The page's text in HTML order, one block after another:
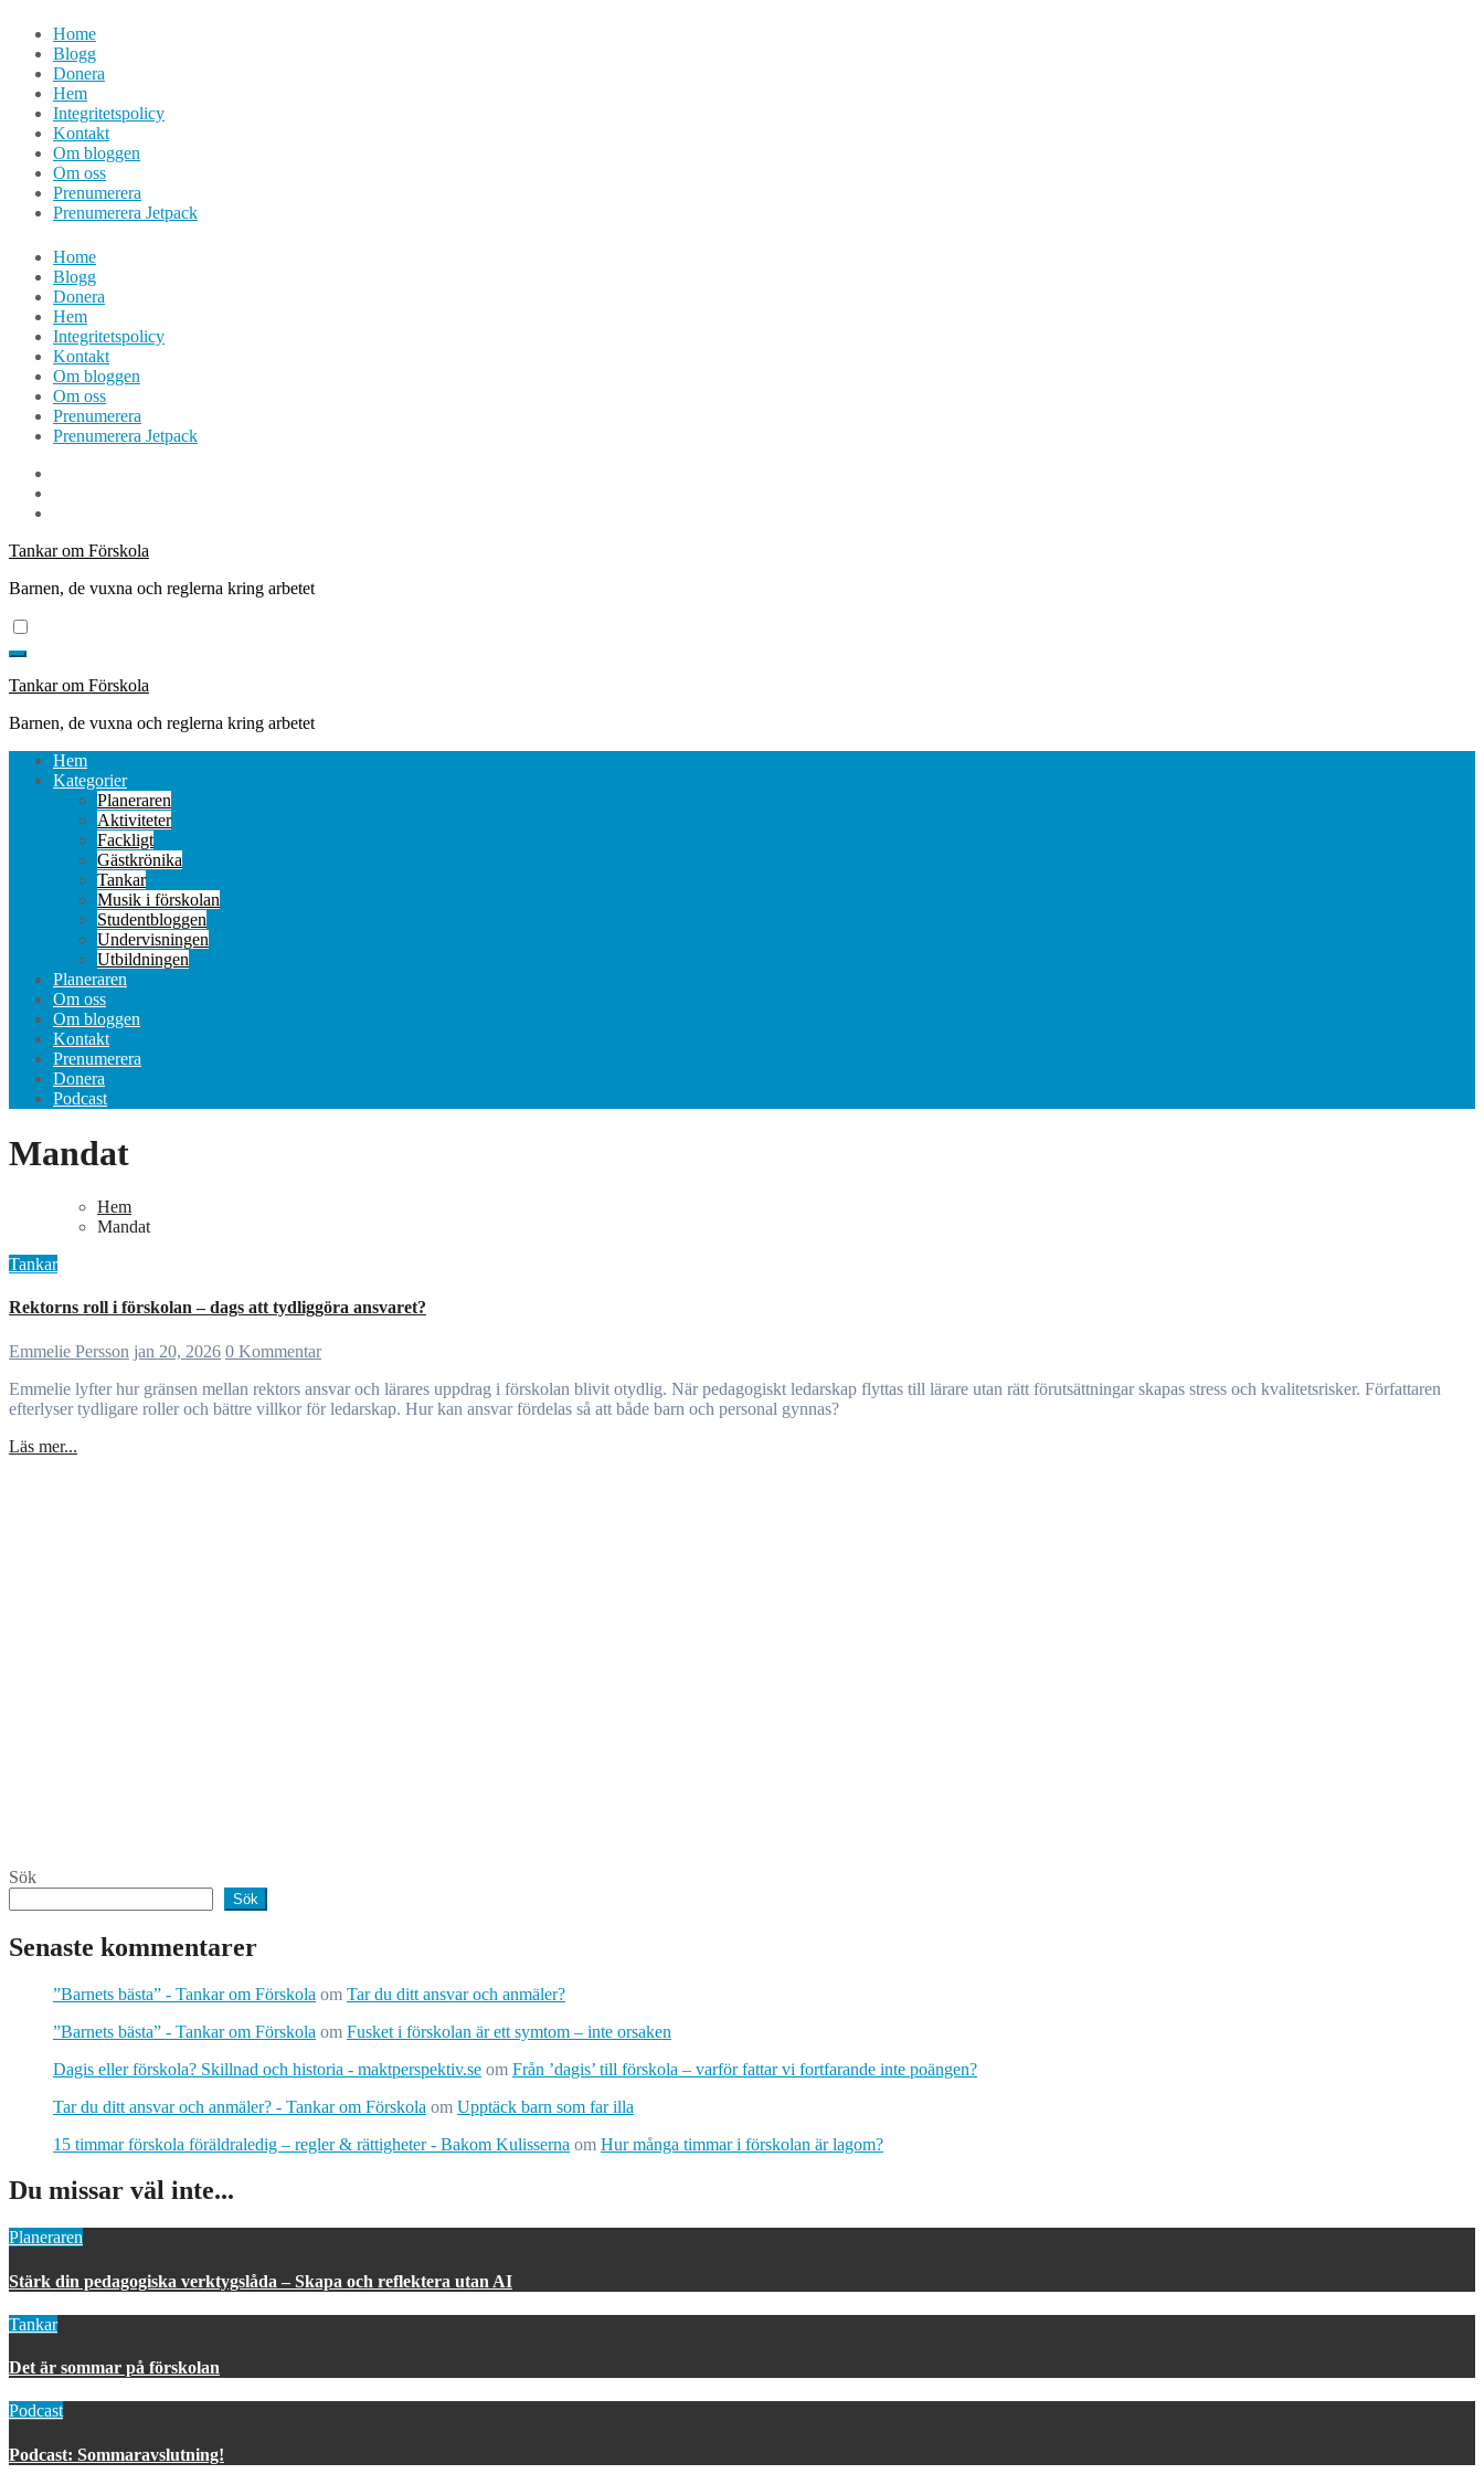
Hoppa
innehåll
Home
Blogg
Donera
Hem
Integritetspolicy
Kontakt
Om bloggen
Om oss
Prenumerera
Prenumerera Jetpack
Home
Blogg
Donera
Hem
Integritetspolicy
Kontakt
Om bloggen
Om oss
Prenumerera
Prenumerera Jetpack
Tankar om Förskola
Barnen, de vuxna och reglerna kring arbetet
Tankar om Förskola
Barnen, de vuxna och reglerna kring arbetet
Hem
Kategorier
Planeraren
Aktiviteter
Fackligt
Gästkrönika
Tankar
Musik i förskolan
Studentbloggen
Undervisningen
Utbildningen
Planeraren
Om oss
Om bloggen
Kontakt
Prenumerera
Donera
Podcast
Mandat
Hem
Mandat
Tankar
Rektorns roll i förskolan – dags att tydliggöra ansvaret?
Emmelie Persson jan 20, 2026 0 Kommentar
Emmelie lyfter hur gränsen mellan rektors ansvar och lärares uppdrag i förskolan blivit otydlig. När pedagogiskt ledarskap flyttas till lärare utan rätt förutsättningar skapas stress och kvalitetsrisker. Författaren
efterlyser tydligare roller och bättre villkor för ledarskap. Hur kan ansvar fördelas så att både barn och personal gynnas?
Läs mer...
Sök
Sök
Senaste kommentarer
”Barnets bästa” - Tankar om Förskola om Tar du ditt ansvar och anmäler?
”Barnets bästa” - Tankar om Förskola om Fusket i förskolan är ett symtom – inte orsaken
Dagis eller förskola? Skillnad och historia - maktperspektiv.se om Från ’dagis’ till förskola – varför fattar vi fortfarande inte poängen?
Tar du ditt ansvar och anmäler? - Tankar om Förskola om Upptäck barn som far illa
15 timmar förskola föräldraledig – regler & rättigheter - Bakom Kulisserna om Hur många timmar i förskolan är lagom?
Du missar väl inte...
Planeraren
Stärk din pedagogiska verktygslåda – Skapa och reflektera utan AI
Tankar
Det är sommar på förskolan
Podcast
Podcast: Sommaravslutning!